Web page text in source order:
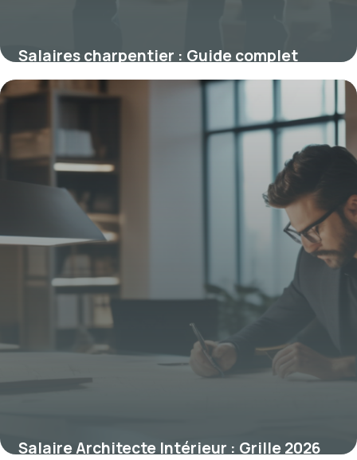
Salaires charpentier : Guide complet
rémunération 2026
Salaire Architecte Intérieur : Grille 2026